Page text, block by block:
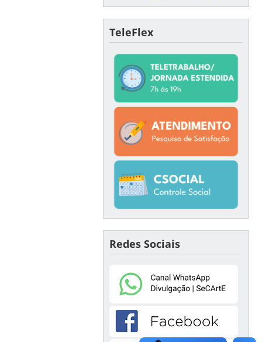
TeleFlex
Redes Sociais